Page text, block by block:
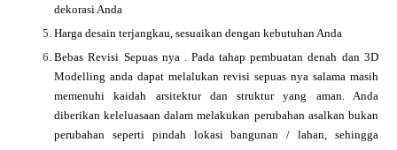
dekorasi Anda
Harga desain terjangkau, sesuaikan dengan kebutuhan Anda
Bebas Revisi Sepuas nya . Pada tahap pembuatan denah dan 3D
Modelling anda dapat melalukan revisi sepuas nya salama masih
memenuhi kaidah arsitektur dan struktur yang aman. Anda
diberikan keleluasaan dalam melakukan perubahan asalkan bukan
perubahan seperti pindah lokasi bangunan / lahan, sehingga